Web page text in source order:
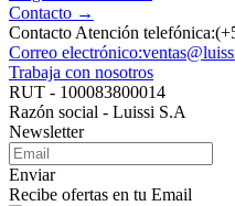
Contacto →
Contacto Atención
Correo
Trabaja con nosotros
RUT - 100083800014
Razón social - Luissi S.A
Newsletter
Enviar
Recibe ofertas en tu Email